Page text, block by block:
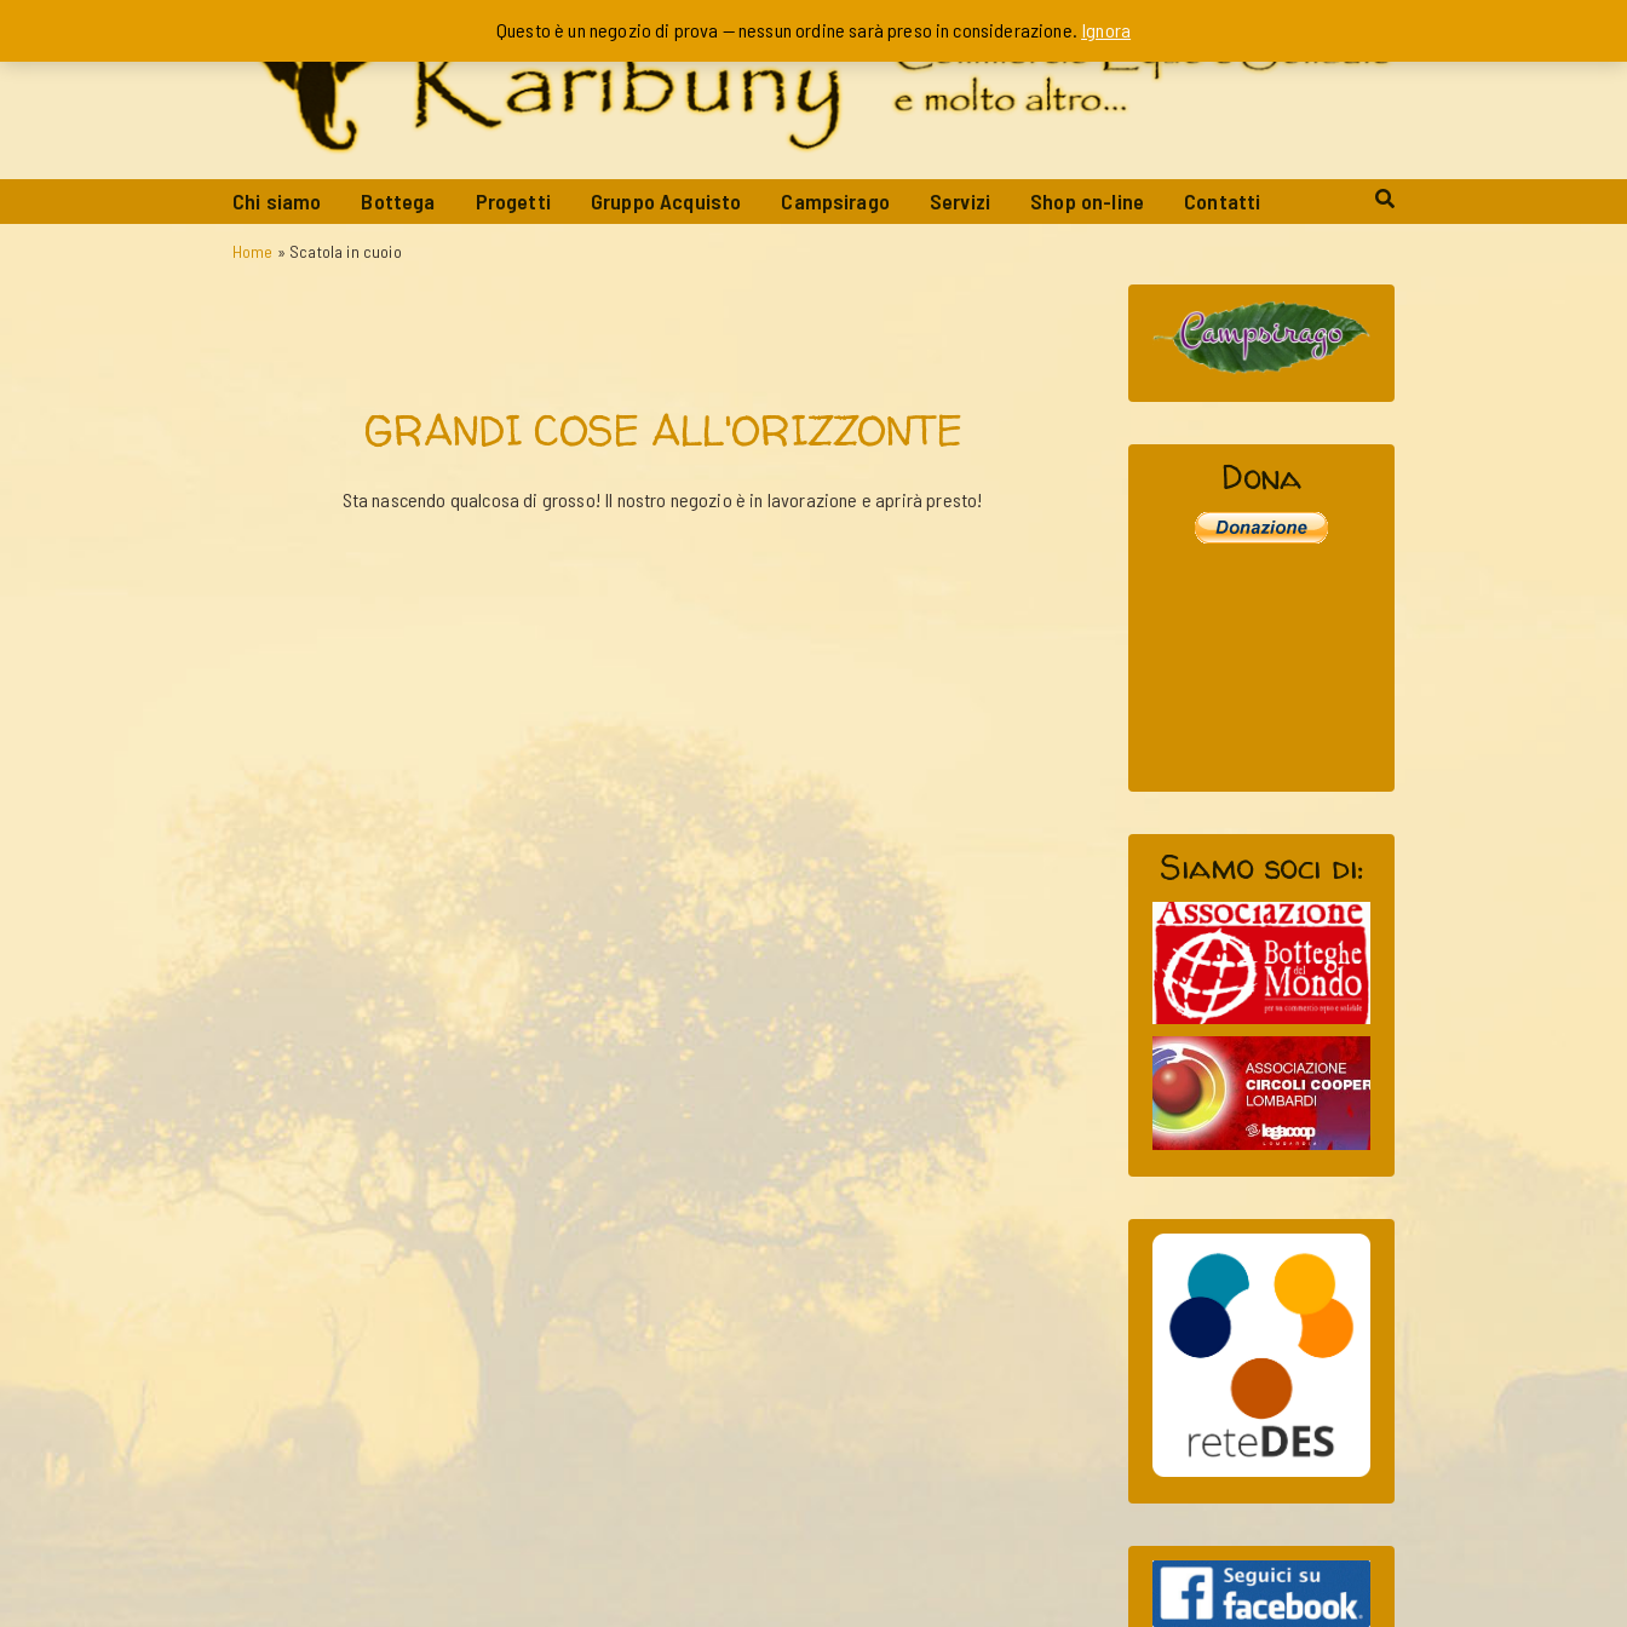
Chi siamo Bottega Progetti Gruppo Acquisto Campsirago Servizi Shop on-line Contatti
Home » Scatola in cuoio
GRANDI COSE ALL'ORIZZONTE
Sta nascendo qualcosa di grosso! Il nostro negozio è in lavorazione e aprirà presto! Dona
Siamo soci di:
Questo è un negozio di prova — nessun ordine sarà preso in considerazione. Ignora